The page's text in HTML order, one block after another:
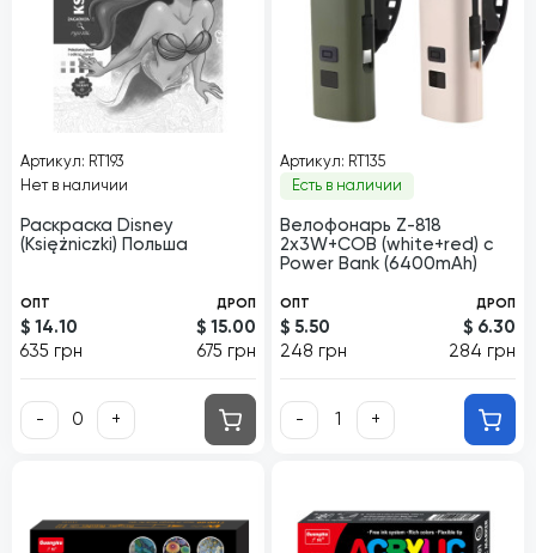
Артикул: RT193
Нет в наличии
Раскраска Disney
(Księżniczki) Польша
ОПТ
$ 14.10
635 грн
ДРОП
$ 15.00
675 грн
- +
Артикул: RT135
Есть в наличии
Велофонарь Z-818
2x3W+COB (white+red) с
Power Bank (6400mAh)
ОПТ
$ 5.50
248 грн
ДРОП
$ 6.30
284 грн
- +